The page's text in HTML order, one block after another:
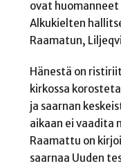
ovat huomanneet
Alkukielten
Raamatun,
Hänestä on
kirkossa
ja saarnan
aikaan ei vaadita
Raamattu on
saarnaa Uuden